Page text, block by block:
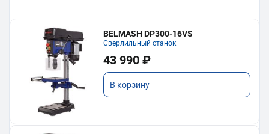
BELMASH DP300-16VS
Сверлильный станок
43 990 ₽
В корзину